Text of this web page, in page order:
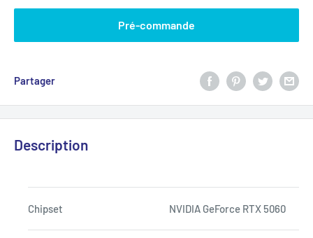
Pré-commande
Partager
Description
Chipset NVIDIA GeForce RTX 5060